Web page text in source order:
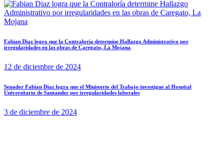
Fabian Diaz logra que la Contraloría determine Hallazgo Administrativo por
irregularidades en las obras de Caregato, La Mojana
12 de diciembre de 2024
Senador Fabian Diaz logra que el Ministerio del Trabajo investigue al Hospital
Universitario de Santander por irregularidades laborales
3 de diciembre de 2024